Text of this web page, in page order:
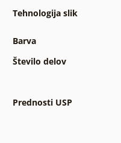
Tehnologija slik
Barva
Število delov
Prednosti USP